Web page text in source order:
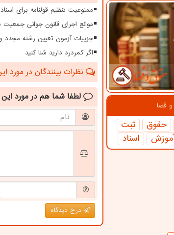
قضا
حقوق
ثبت
اسناد
ممنوعیت تنظیم قولنامه برای
موانع اجرای قانون جوانی
جزییات آزمون تعیین رشته مجدد
اگر کمردرد دارید شنا کنید
نظرات بینندگان در مورد
لطفا شما هم در مورد
درج دیدگاه